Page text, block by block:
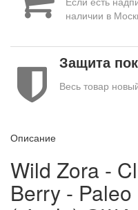
наличии в
Защита
Весь товар
Описание
Wild Zora -
Berry -